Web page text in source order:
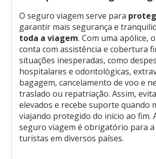
O seguro viagem serve para
garantir mais segurança e
toda a viagem. Com uma apólice,
conta com assistência e cobertura
situações inesperadas, como
hospitalares e odontológicas,
bagagem, cancelamento de voo e
traslado ou repatriação. Assim,
elevados e recebe suporte quando
viajando protegido do início ao fim.
seguro viagem é obrigatório para a
turistas em diversos países.